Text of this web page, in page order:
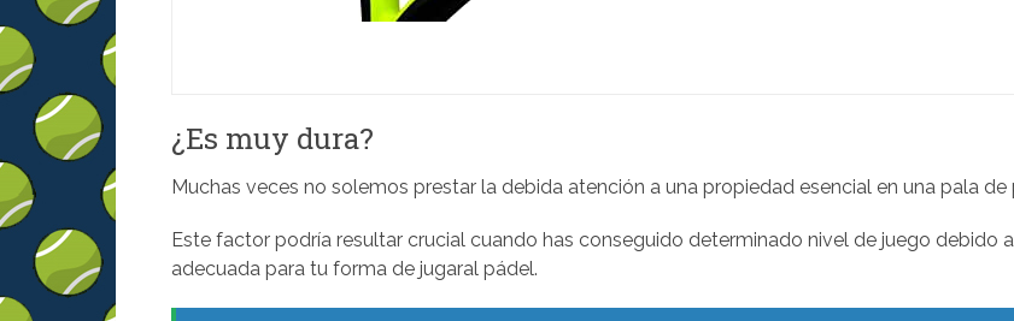
¿Es muy dura?
Muchas veces no solemos prestar la debida atención a una propiedad esencial en una pala de
Este factor podría resultar crucial cuando has conseguido determinado nivel de juego debido
adecuada para tu forma de jugaral pádel.